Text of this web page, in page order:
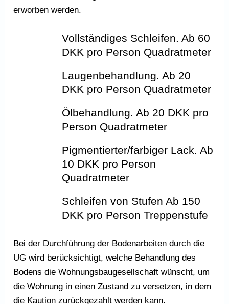
erworben werden.
Vollständiges Schleifen. Ab 60
DKK pro Person Quadratmeter
Laugenbehandlung. Ab 20
DKK pro Person Quadratmeter
Ölbehandlung. Ab 20 DKK pro
Person Quadratmeter
Pigmentierter/farbiger Lack. Ab
10 DKK pro Person
Quadratmeter
Schleifen von Stufen Ab 150
DKK pro Person Treppenstufe
Bei der Durchführung der Bodenarbeiten durch die
UG wird berücksichtigt, welche Behandlung des
Bodens die Wohnungsbaugesellschaft wünscht, um
die Wohnung in einen Zustand zu versetzen, in dem
die Kaution zurückgezahlt werden kann.